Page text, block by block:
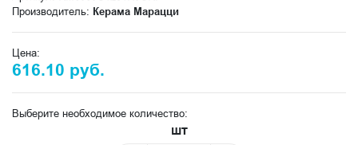
Производитель: Керама Марацци
Цена:
616.10 руб.
Выберите необходимое количество:
шт